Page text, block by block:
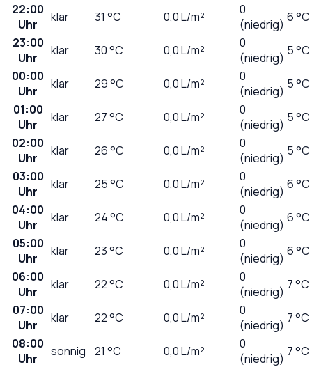
22:00
Uhr
klar 31 °C 0,0L/m²
0
(niedrig) 6 °C
23:00
Uhr
klar 30°C 0,0L/m²
0
(niedrig) 5 °C
00:00
Uhr
klar 29°C 0,0L/m²
0
(niedrig) 5 °C
01:00
Uhr
klar 27°C 0,0L/m²
0
(niedrig) 5 °C
02:00
Uhr
klar 26°C 0,0L/m²
0
(niedrig) 5 °C
03:00
Uhr
klar 25°C 0,0L/m²
0
(niedrig) 6 °C
04:00
Uhr
klar 24°C 0,0L/m²
0
(niedrig) 6 °C
05:00
Uhr
klar 23°C 0,0L/m²
0
(niedrig) 6 °C
06:00
Uhr
klar 22°C 0,0L/m²
0
(niedrig) 7 °C
07:00
Uhr
klar 22°C 0,0L/m²
0
(niedrig) 7 °C
08:00
Uhr
sonnig 21 °C 0,0L/m²
0
(niedrig) 7 °C